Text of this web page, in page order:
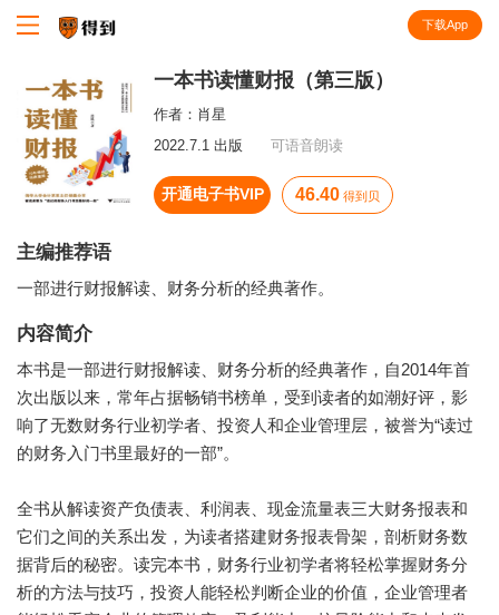
下载App
一本书读懂财报（第三版）
作者： 肖星
2022.7.1 出版
可语音朗读
开通电子书VIP 46.40 得到贝
主编推荐语
一部进行财报解读、财务分析的经典著作。
内容简介
本书是一部进行财报解读、财务分析的经典著作，自2014年首
次出版以来，常年占据畅销书榜单，受到读者的如潮好评，影
响了无数财务行业初学者、投资人和企业管理层，被誉为“读过
的财务入门书里最好的一部”。
全书从解读资产负债表、利润表、现金流量表三大财务报表和
它们之间的关系出发，为读者搭建财务报表骨架，剖析财务数
据背后的秘密。读完本书，财务行业初学者将轻松掌握财务分
析的方法与技巧，投资人能轻松判断企业的价值，企业管理者